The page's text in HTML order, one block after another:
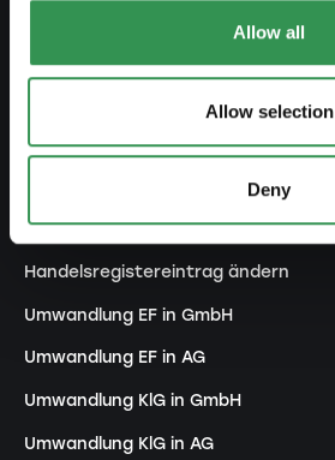
Allow all
Allow selection
Deny
ANPASSEN
Handelsregistereintrag ändern
Umwandlung EF in GmbH
Umwandlung EF in AG
Umwandlung KlG in GmbH
Umwandlung KlG in AG